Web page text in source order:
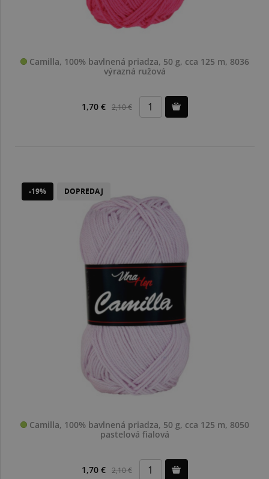
Camilla, 100% bavlnená priadza, 50 g, cca 125 m, 8036
výrazná ružová
1,70 € 2,10 €
-19% DOPREDAJ
Camilla, 100% bavlnená priadza, 50 g, cca 125 m, 8050
pastelová fialová
1,70 € 2,10 €